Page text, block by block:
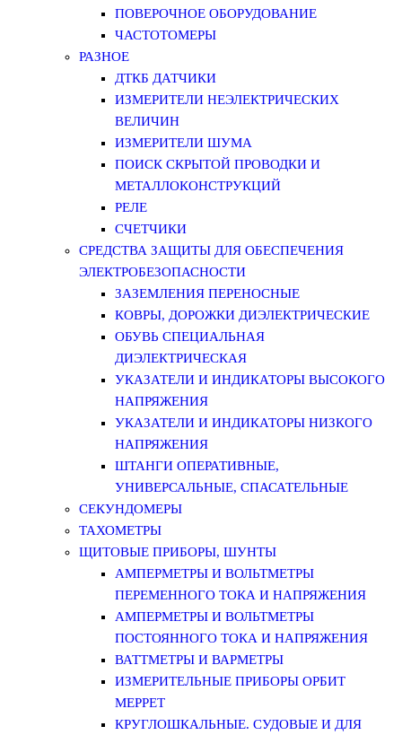
ПОВЕРОЧНОЕ ОБОРУДОВАНИЕ
ЧАСТОТОМЕРЫ
РАЗНОЕ
ДТКБ ДАТЧИКИ
ИЗМЕРИТЕЛИ НЕЭЛЕКТРИЧЕСКИХ
ВЕЛИЧИН
ИЗМЕРИТЕЛИ ШУМА
ПОИСК СКРЫТОЙ ПРОВОДКИ И
МЕТАЛЛОКОНСТРУКЦИЙ
РЕЛЕ
СЧЕТЧИКИ
СРЕДСТВА ЗАЩИТЫ ДЛЯ ОБЕСПЕЧЕНИЯ
ЭЛЕКТРОБЕЗОПАСНОСТИ
ЗАЗЕМЛЕНИЯ ПЕРЕНОСНЫЕ
КОВРЫ, ДОРОЖКИ ДИЭЛЕКТРИЧЕСКИЕ
ОБУВЬ СПЕЦИАЛЬНАЯ
ДИЭЛЕКТРИЧЕСКАЯ
УКАЗАТЕЛИ И ИНДИКАТОРЫ ВЫСОКОГО
НАПРЯЖЕНИЯ
УКАЗАТЕЛИ И ИНДИКАТОРЫ НИЗКОГО
НАПРЯЖЕНИЯ
ШТАНГИ ОПЕРАТИВНЫЕ,
УНИВЕРСАЛЬНЫЕ, СПАСАТЕЛЬНЫЕ
СЕКУНДОМЕРЫ
ТАХОМЕТРЫ
ЩИТОВЫЕ ПРИБОРЫ, ШУНТЫ
АМПЕРМЕТРЫ И ВОЛЬТМЕТРЫ
ПЕРЕМЕННОГО ТОКА И НАПРЯЖЕНИЯ
АМПЕРМЕТРЫ И ВОЛЬТМЕТРЫ
ПОСТОЯННОГО ТОКА И НАПРЯЖЕНИЯ
ВАТТМЕТРЫ И ВАРМЕТРЫ
ИЗМЕРИТЕЛЬНЫЕ ПРИБОРЫ ОРБИТ
МЕРРЕТ
КРУГЛОШКАЛЬНЫЕ. СУДОВЫЕ И ДЛЯ